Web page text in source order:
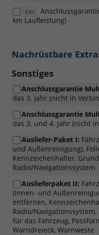
EA4
km Laufleistung)
Nachrüstbare
Sonstiges
Anschlussgarantie
das 3. Jahr (nicht in
Anschlussgarantie
das 3. und 4. Jahr (nicht
Ausliefer-Paket I:
und Außenreinigung),
Kennzeichenhalter,
Radio/Navigationssystem
Auslieferpaket II:
(Innen- und
entfernen,
Radio/
für das Fahrzeug,
Warndreieck, Warnweste